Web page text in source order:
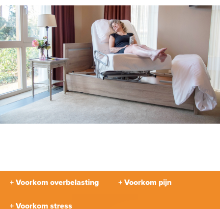
+ Voorkom overbelasting + Voorkom pijn
+ Voorkom stress